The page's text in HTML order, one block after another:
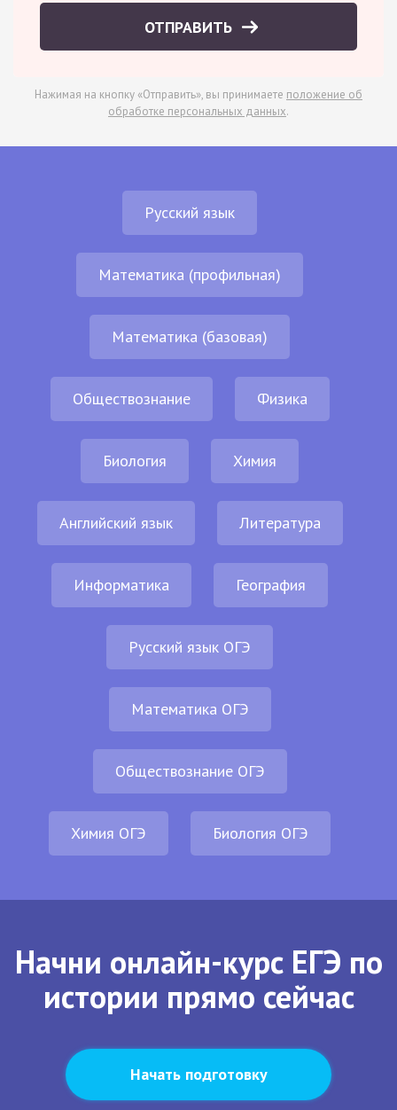
ОТПРАВИТЬ
Нажимая на кнопку «Отправить», вы принимаете положение об
обработке персональных данных.
Русский язык
Математика (профильная)
Математика (базовая)
Обществознание Физика
Биология Химия
Английский язык Литература
Информатика География
Русский язык ОГЭ
Математика ОГЭ
Обществознание ОГЭ
Химия ОГЭ Биология ОГЭ
Начни онлайн-курс ЕГЭ по
истории прямо сейчас
Начать подготовку